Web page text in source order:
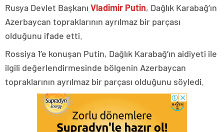
Rusya Devlet Başkanı Vladimir Putin, Dağlık Karabağ’ın
Azerbaycan topraklarının ayrılmaz bir parçası
olduğunu ifade etti.
Rossiya 1’e konuşan Putin, Dağlık Karabağ’ın aidiyeti ile
ilgili değerlendirmesinde bölgenin Azerbaycan
topraklarının ayrılmaz bir parçası olduğunu söyledi.